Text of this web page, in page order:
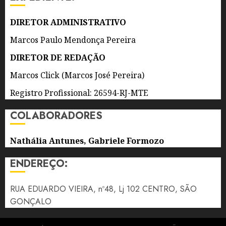
ATRAÇÕES
6 DE
DE 2026
DIRETOR ADMINISTRATIVO
Marcos Paulo Mendonça Pereira
DIRETOR DE REDAÇÃO
Marcos Click (Marcos José Pereira)
Registro Profissional: 26594-RJ-MTE
COLABORADORES
Nathália Antunes, Gabriele Formozo
ENDEREÇO:
RUA EDUARDO VIEIRA, nº48, Lj 102 CENTRO, SÃO
GONÇALO